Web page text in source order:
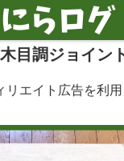
目調ジョイン
エイト広告を利用